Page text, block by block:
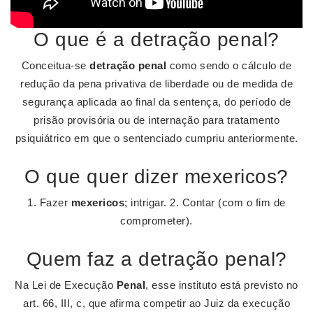
O que é a detração penal?
Conceitua-sedetração penal como sendo o cálculo de
redução da pena privativa de liberdade ou de medida de
segurança aplicada ao final da sentença, do período de
prisão provisória ou de internação para tratamento
psiquiátrico em que o sentenciado cumpriu anteriormente.
O que quer dizer mexericos?
1. Fazer mexericos; intrigar. 2. Contar (com o fim de
comprometer).
Quem faz a detração penal?
Na Lei de Execução Penal, esse instituto está previsto no
art. 66, III, c, que afirma competir ao Juiz da execução